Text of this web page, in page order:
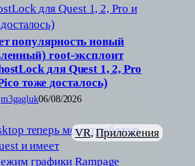
популярность новый
root-эксплоит
для Quest 1, 2, Pro
тоже досталось)
m3gagluk06/08/2026
VR, Приложения